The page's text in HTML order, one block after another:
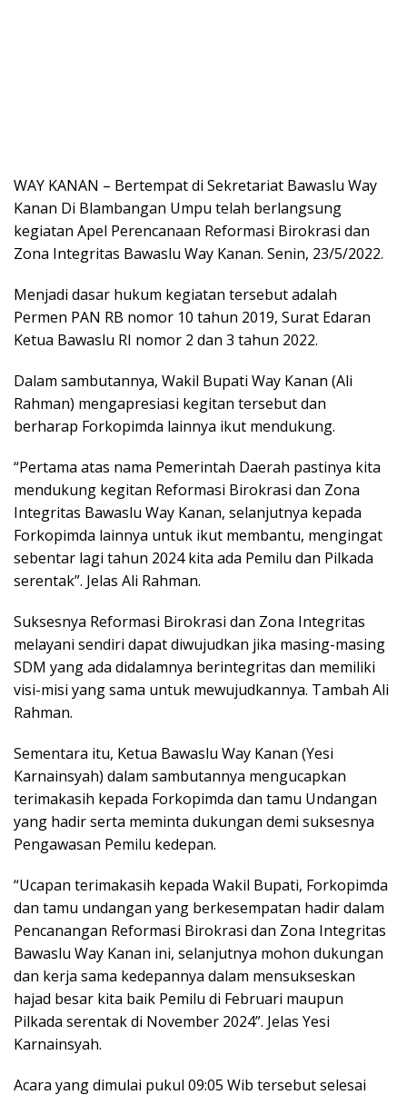
WAY KANAN – Bertempat di Sekretariat Bawaslu Way
Kanan Di Blambangan Umpu telah berlangsung
kegiatan Apel Perencanaan Reformasi Birokrasi dan
Zona Integritas Bawaslu Way Kanan. Senin, 23/5/2022.
Menjadi dasar hukum kegiatan tersebut adalah
Permen PAN RB nomor 10 tahun 2019, Surat Edaran
Ketua Bawaslu RI nomor 2 dan 3 tahun 2022.
Dalam sambutannya, Wakil Bupati Way Kanan (Ali
Rahman) mengapresiasi kegitan tersebut dan
berharap Forkopimda lainnya ikut mendukung.
“Pertama atas nama Pemerintah Daerah pastinya kita
mendukung kegitan Reformasi Birokrasi dan Zona
Integritas Bawaslu Way Kanan, selanjutnya kepada
Forkopimda lainnya untuk ikut membantu, mengingat
sebentar lagi tahun 2024 kita ada Pemilu dan Pilkada
serentak”. Jelas Ali Rahman.
Suksesnya Reformasi Birokrasi dan Zona Integritas
melayani sendiri dapat diwujudkan jika masing-masing
SDM yang ada didalamnya berintegritas dan memiliki
visi-misi yang sama untuk mewujudkannya. Tambah Ali
Rahman.
Sementara itu, Ketua Bawaslu Way Kanan (Yesi
Karnainsyah) dalam sambutannya mengucapkan
terimakasih kepada Forkopimda dan tamu Undangan
yang hadir serta meminta dukungan demi suksesnya
Pengawasan Pemilu kedepan.
“Ucapan terimakasih kepada Wakil Bupati, Forkopimda
dan tamu undangan yang berkesempatan hadir dalam
Pencanangan Reformasi Birokrasi dan Zona Integritas
Bawaslu Way Kanan ini, selanjutnya mohon dukungan
dan kerja sama kedepannya dalam mensukseskan
hajad besar kita baik Pemilu di Februari maupun
Pilkada serentak di November 2024”. Jelas Yesi
Karnainsyah.
Acara yang dimulai pukul 09:05 Wib tersebut selesai